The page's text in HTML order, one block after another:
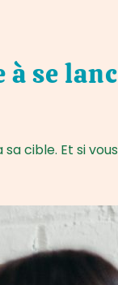
se
cible. Et si